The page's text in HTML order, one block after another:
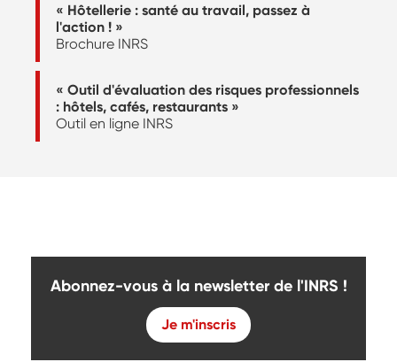
« Hôtellerie : santé au travail, passez à
l'action ! »
Brochure INRS
« Outil d'évaluation des risques professionnels
: hôtels, cafés, restaurants »
Outil en ligne INRS
Abonnez-vous à la newsletter de l'INRS !
Je m'inscris